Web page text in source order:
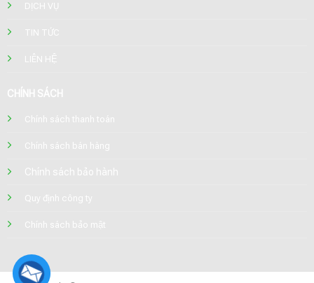
DỊCH VỤ
TIN TỨC
LIÊN HỆ
CHÍNH SÁCH
Chính sách thanh toán
Chính sách bán hàng
Chính sách bảo hành
Quy định công ty
Chính sách bảo mật